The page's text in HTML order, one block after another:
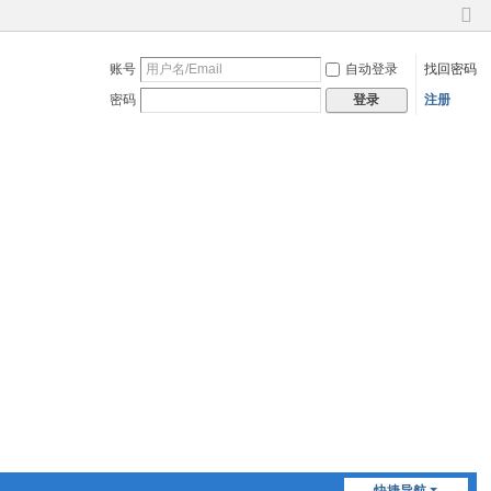
切
到
账号 自动登录
找回密码
密码
登录 注册